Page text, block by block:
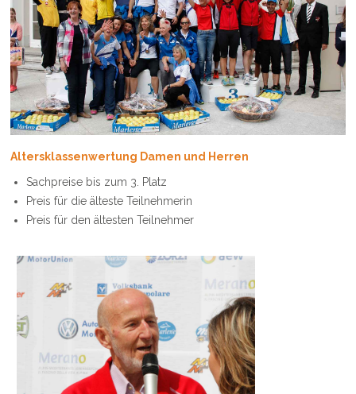
ERGEBNISSE
HOTELS
&
RESTAURANTS
Altersklassenwertung Damen und Herren
Sachpreise bis zum 3. Platz
Preis für die älteste Teilnehmerin
Preis für den ältesten Teilnehmer